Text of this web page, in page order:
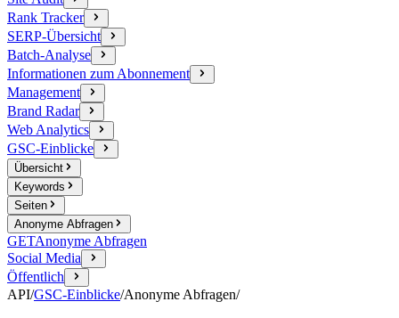
Rank Tracker
SERP-Übersicht
Batch-Analyse
Informationen zum Abonnement
Management
Brand Radar
Web Analytics
GSC-Einblicke
Übersicht
Keywords
Seiten
Anonyme Abfragen
GETAnonyme Abfragen
Social Media
Öffentlich
API/GSC-Einblicke/Anonyme Abfragen/